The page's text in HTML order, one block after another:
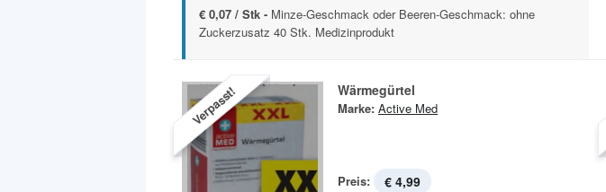
€ 0,07 / Stk - Minze-Geschmack oder Beeren-Geschmack: ohne
Zuckerzusatz 40 Stk. Medizinprodukt
Verpasst! Wärmegürtel
Marke: Active Med
Preis: € 4,99